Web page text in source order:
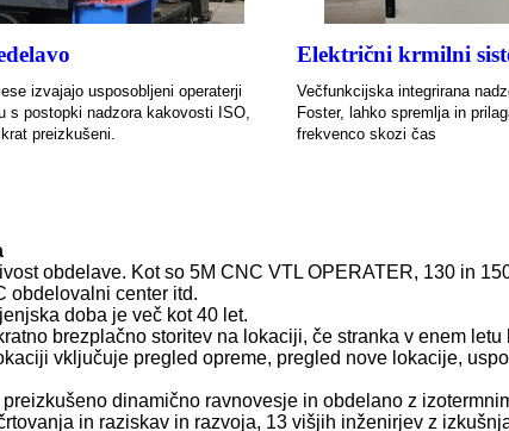
izvajajo usposobljeni operaterji
s postopki nadzora kakovosti ISO,
preizkušeni.
Električni krmilni
Večfunkcijska integrirana
Foster, lahko spremlja in
frekvenco skozi čas
obdelave. Kot so 5M CNC VTL OPERATER, 130 in
obdelovalni center itd.
doba je več kot 40 let.
brezplačno storitev na lokaciji, če stranka v enem
vključuje pregled opreme, pregled nove lokacije,
dinamično ravnovesje in obdelano z
in raziskav in razvoja, 13 višjih inženirjev z